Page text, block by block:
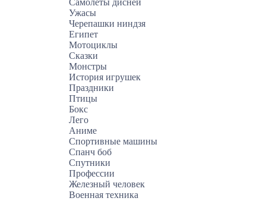
Самолеты дисней
Ужасы
Черепашки ниндзя
Египет
Мотоциклы
Сказки
Монстры
История игрушек
Праздники
Птицы
Бокс
Лего
Аниме
Спортивные машины
Спанч боб
Спутники
Профессии
Железный человек
Военная техника